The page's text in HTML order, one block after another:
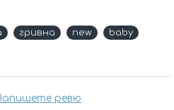
ревю
гривна new
baby